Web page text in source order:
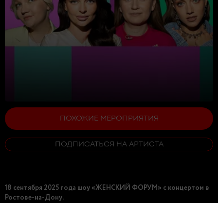
ПОХОЖИЕ МЕРОПРИЯТИЯ
ПОДПИСАТЬСЯ НА АРТИСТА
18 сентября 2025 года шоу «ЖЕНСКИЙ ФОРУМ» с концертом в
Ростове-на-Дону.